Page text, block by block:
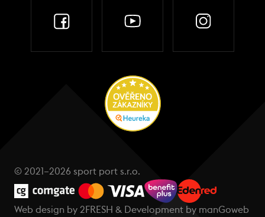
© 2021–2026 sport port s.r.o.
Web design by 2FRESH & Development by manGoweb